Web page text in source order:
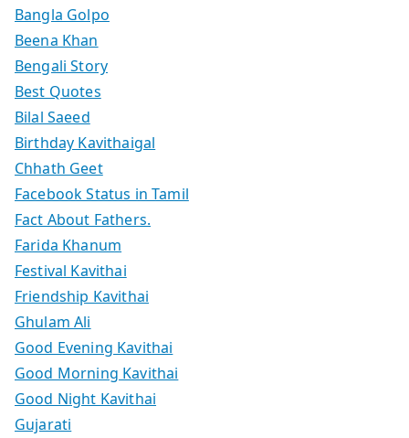
Bangla Golpo
Beena Khan
Bengali Story
Best Quotes
Bilal Saeed
Birthday Kavithaigal
Chhath Geet
Facebook Status in Tamil
Fact About Fathers.
Farida Khanum
Festival Kavithai
Friendship Kavithai
Ghulam Ali
Good Evening Kavithai
Good Morning Kavithai
Good Night Kavithai
Gujarati